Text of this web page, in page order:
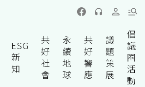
ESG
新
知
共
好
社
會
永
續
地
球
共
好
響
應
議
題
策
展
倡
議
圈
活
動